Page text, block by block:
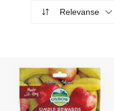
Relevanse